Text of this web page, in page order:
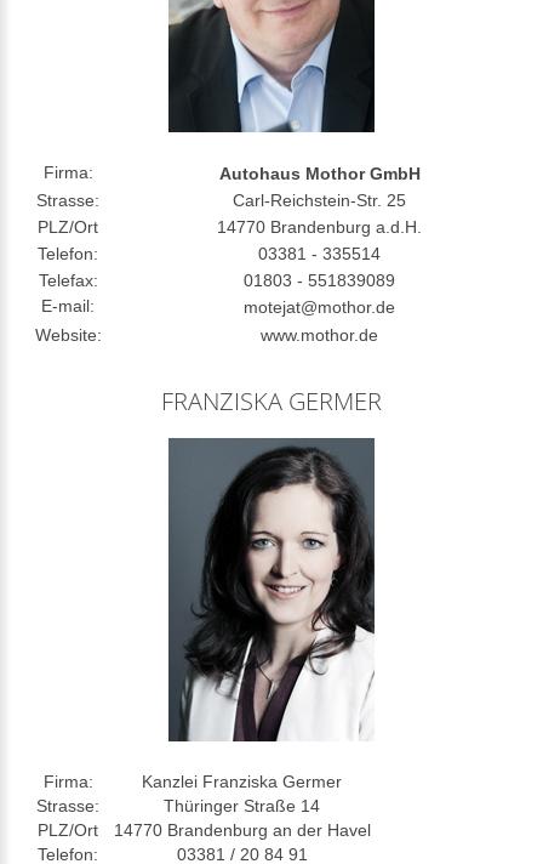
Firma:
Autohaus Mothor GmbH
Strasse:
Carl-Reichstein-Str. 25
PLZ/Ort
14770 Brandenburg a.d.H.
Telefon:
03381 - 335514
Telefax:
01803 - 551839089
E-mail:
motejat@mothor.de
Website:
www.mothor.de
FRANZISKA GERMER
Firma:
Kanzlei Franziska Germer
Strasse:
Thüringer Straße 14
PLZ/Ort
14770 Brandenburg an der Havel
Telefon:
03381 / 20 84 91